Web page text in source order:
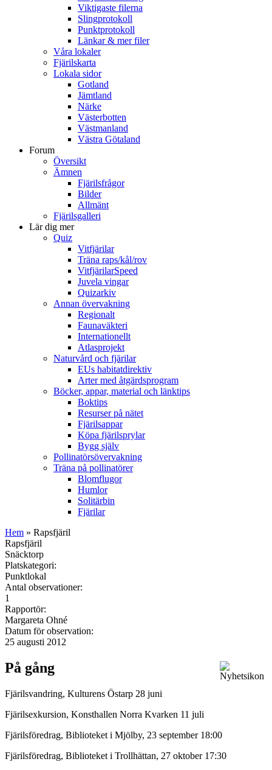
Viktigaste filerna
Slingprotokoll
Punktprotokoll
Länkar & mer filer
Våra lokaler
Fjärilskarta
Lokala sidor
Gotland
Jämtland
Närke
Västerbotten
Västmanland
Västra Götaland
Forum
Översikt
Ämnen
Fjärilsfrågor
Bilder
Allmänt
Fjärilsgalleri
Lär dig mer
Quiz
Vitfjärilar
Träna raps/kål/rov
VitfjärilarSpeed
Juvela vingar
Quizarkiv
Annan övervakning
Regionalt
Faunaväkteri
Internationellt
Atlasprojekt
Naturvård och fjärilar
EUs habitatdirektiv
Arter med åtgärdsprogram
Böcker, appar, material och länktips
Boktips
Resurser på nätet
Fjärilsappar
Köpa fjärilsprylar
Bygg själv
Pollinatörsövervakning
Träna på pollinatörer
Blomflugor
Humlor
Solitärbin
Fjärilar
Hem » Rapsfjäril
Rapsfjäril
Snäcktorp
Platskategori:
Punktlokal
Antal observationer:
1
Rapportör:
Margareta Ohné
Datum för observation:
25 augusti 2012
På gång
Fjärilsvandring, Kulturens Östarp 28 juni
Fjärilsexkursion, Konsthallen Norra Kvarken 11 juli
Fjärilsföredrag, Biblioteket i Mjölby, 23 september 18:00
Fjärilsföredrag, Biblioteket i Trollhättan, 27 oktober 17:30